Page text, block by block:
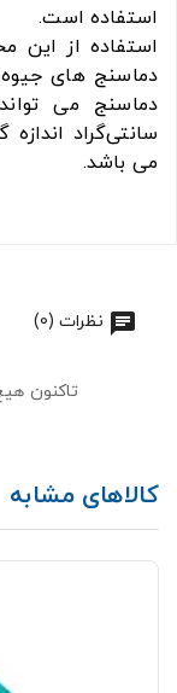
استفاده است.
استفاده از این
دماسنج های
سانتی‌گراد اندازه
می باشد.
نظرات (0)
تاکنون
کالاهای مشابه